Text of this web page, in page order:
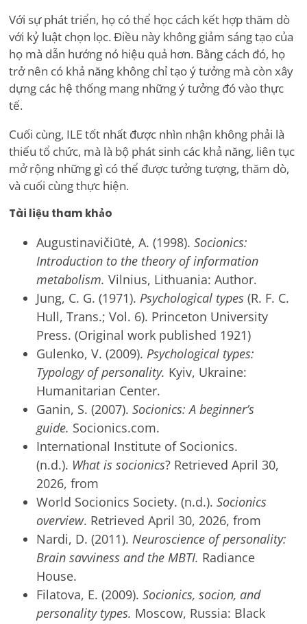
Với sự phát triển, họ có thể học cách kết hợp thăm dò
với kỷ luật chọn lọc. Điều này không giảm sáng tạo của
họ mà dẫn hướng nó hiệu quả hơn. Bằng cách đó, họ
trở nên có khả năng không chỉ tạo ý tưởng mà còn xây
dựng các hệ thống mang những ý tưởng đó vào thực
tế.
Cuối cùng, ILE tốt nhất được nhìn nhận không phải là
thiếu tổ chức, mà là bộ phát sinh các khả năng, liên tục
mở rộng những gì có thể được tưởng tượng, thăm dò,
và cuối cùng thực hiện.
Tài liệu tham khảo
Augustinavičiūtė, A. (1998). Socionics:
Introduction to the theory of information
metabolism. Vilnius, Lithuania: Author.
Jung, C. G. (1971). Psychological types (R. F. C.
Hull, Trans.; Vol. 6). Princeton University
Press. (Original work published 1921)
Gulenko, V. (2009). Psychological types:
Typology of personality. Kyiv, Ukraine:
Humanitarian Center.
Ganin, S. (2007). Socionics: A beginner’s
guide. Socionics.com.
International Institute of Socionics.
(n.d.). What is socionics? Retrieved April 30,
2026, from
World Socionics Society. (n.d.). Socionics
overview. Retrieved April 30, 2026, from
Nardi, D. (2011). Neuroscience of personality:
Brain savviness and the MBTI. Radiance
House.
Filatova, E. (2009). Socionics, socion, and
personality types. Moscow, Russia: Black